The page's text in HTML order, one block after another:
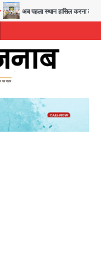
अब पहला स्थान हासिल करना लक्ष्य: डीएम